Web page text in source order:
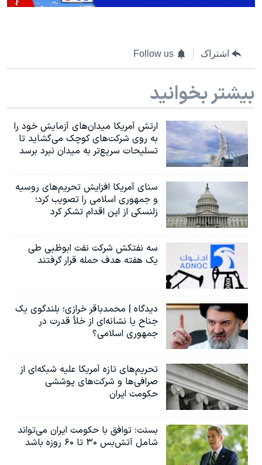
صفحه‌های ویژه
اشتراک Follow us
بیشتر بخوانید
ارتش آمریکا میدان‌های آزمایش خود را
به روی شرکت‌های کوچک می‌گشاید تا
تسلیحات سریع‌تر به میدان نبرد برسد
سنای آمریکا افزایش تحریم‌های روسیه
و جمهوری اسلامی را تصویب کرد؛
زلنسکی از این اقدام تشکر کرد
سه نفتکش شرکت نفت ابوظبی طی
یک هفته هدف حمله قرار گرفتند
دیدگاه | محمدباقر خرازی؛ بلندگوی یک
جناح یا نشانه‌ای از خلأ قدرت در
جمهوری اسلامی؟
تحریم‌های تازه آمریکا علیه شبکه‌ای از
صرافی‌ها و شرکت‌های پوششی
حکومت ایران
بسنت: توافق با حکومت ایران می‌تواند
شامل آتش‌بس ۳۰ تا ۶۰ روزه باشد